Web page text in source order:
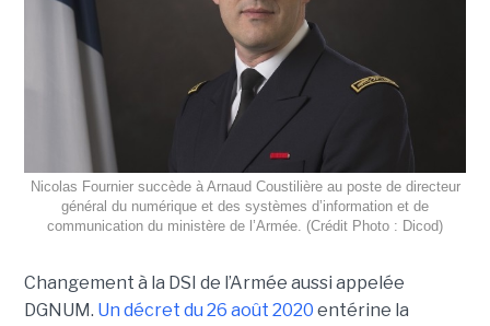
Nicolas Fournier succède à Arnaud Coustilière au poste de directeur
général du numérique et des systèmes d’information et de
communication du ministère de l’Armée. (Crédit Photo : Dicod)
Changement à la DSI de l’Armée aussi appelée
DGNUM. Un décret du 26 août 2020 entérine la